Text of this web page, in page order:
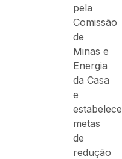
pela
Comissão
de
Minas e
Energia
da Casa
e
estabelece
metas
de
redução